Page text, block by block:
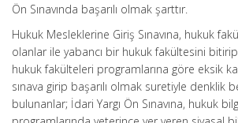
Ön Sınavında başarılı olmak şarttır.
Hukuk Mesleklerine Giriş Sınavına, hukuk
olanlar ile yabancı bir hukuk fakültesini bitirip
hukuk fakülteleri programlarına göre eksik
sınava girip başarılı olmak suretiyle denklik
bulunanlar; İdari Yargı Ön Sınavına, hukuk